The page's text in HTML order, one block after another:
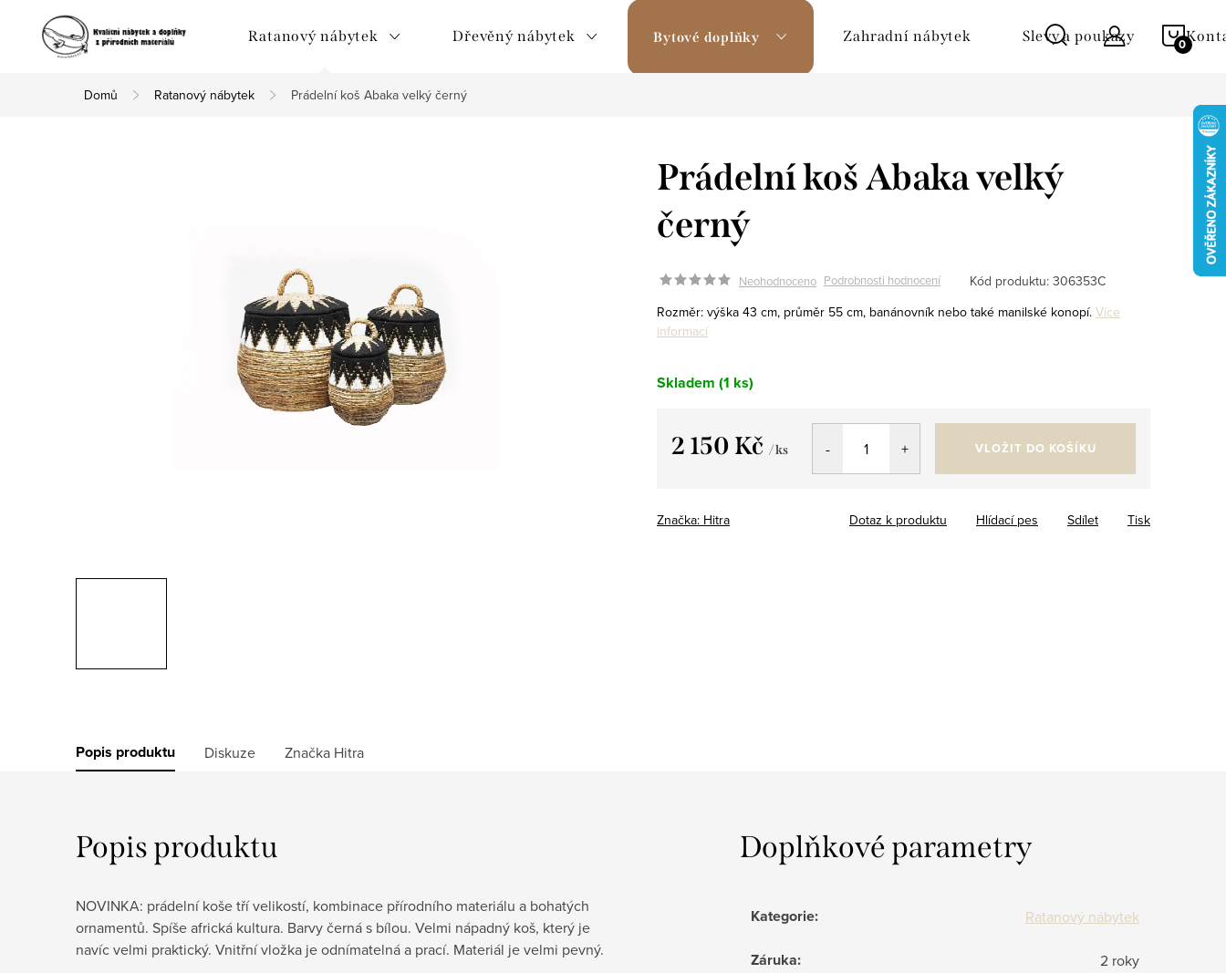
Ratanový nábytek Dřevěný nábytek Bytové doplňky Zahradní nábytek Slevy a poukazy
Domů Ratanový nábytek Prádelní koš Abaka velký černý
Prádelní koš Abaka velký
černý
Neohodnoceno Podrobnosti hodnocení Kód produktu: 306353C
Rozměr: výška 43 cm, průměr 55 cm, banánovník nebo také manilské konopí. Více
informací
Skladem (1 ks)
2 150 Kč / ks VLOŽIT DO KOŠÍKU
Značka: Hitra Tisk
Dotaz k produktu Hlídací pes Sdílet
Popis produktu Diskuze Značka Hitra
Popis produktu
NOVINKA: prádelní koše tří velikostí, kombinace přírodního materiálu a bohatých
ornamentů. Spíše africká kultura. Barvy černá s bílou. Velmi nápadný koš, který je
navíc velmi praktický. Vnitřní vložka je odnímatelná a prací. Materiál je velmi pevný.
Doplňkové parametry
Kategorie: Ratanový nábytek
Záruka: 2 roky